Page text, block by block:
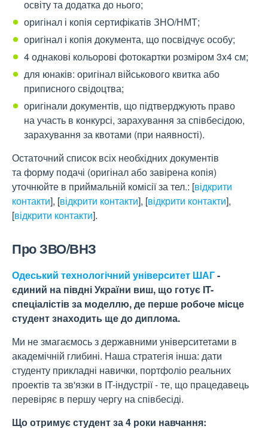
освіту та додатка до нього;
оригінал і копія сертифікатів ЗНО/НМТ;
оригінал і копія документа, що посвідчує особу;
4 однакові кольорові фотокартки розміром 3x4 см;
для юнаків: оригінал військового квитка або
приписного свідоцтва;
оригінали документів, що підтверджують право
на участь в конкурсі, зарахування за співбесідою,
зарахування за квотами (при наявності).
Остаточний список всіх необхідних документів
та форму подачі (оригінал або завірена копія)
уточнюйте в приймальній комісії за тел.: [відкрити
контакти], [відкрити контакти], [відкрити контакти],
[відкрити контакти].
Про ЗВО/ВНЗ
Одеський технологічний університет ШАГ-
єдиний на півдні України виш, що готує IT-
спеціалістів за моделлю, де перше робоче місце
студент знаходить ще до диплома.
Ми не змагаємось з державними університетами в
академічній глибині. Наша стратегія інша: дати
студенту прикладні навички, портфоліо реальних
проектів та зв'язки в IT-індустрії - те, що працедавець
перевіряє в першу чергу на співбесіді.
Що отримує студент за 4 роки навчання: